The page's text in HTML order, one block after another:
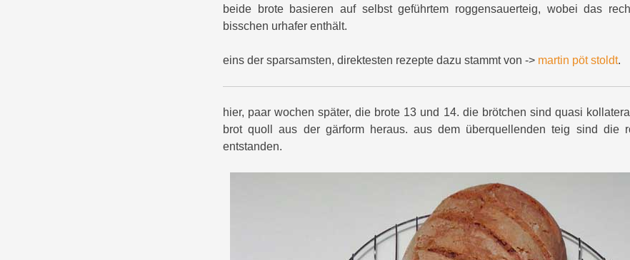
beide brote basieren auf selbst geführtem roggensauerteig, wobei das
bisschen urhafer enthält.
eins der sparsamsten, direktesten rezepte dazu stammt von -> martin pöt stoldt.
hier, paar wochen später, die brote 13 und 14. die brötchen sind quasi
brot quoll aus der gärform heraus. aus dem überquellenden teig sind die
entstanden.